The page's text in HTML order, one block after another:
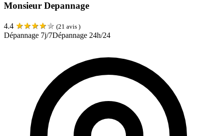
Monsieur Depannage
4.4 ★★★★★ (21 avis )
Dépannage 7j/7Dépannage 24h/24